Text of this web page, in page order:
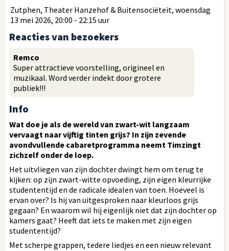
Zutphen, Theater Hanzehof & Buitensociëteit, woensdag
13 mei 2026, 20:00 - 22:15 uur
Reacties van bezoekers
Remco
Super attractieve voorstelling, origineel en
muzikaal. Word verder indekt door grotere
publiek!!!
Info
Wat doe je als de wereld van zwart-wit langzaam
vervaagt naar vijftig tinten grijs? In zijn zevende
avondvullende cabaretprogramma neemt Timzingt
zichzelf onder de loep.
Het uitvliegen van zijn dochter dwingt hem om terug te
kijken: op zijn zwart-witte opvoeding, zijn eigen kleurrijke
studententijd en de radicale idealen van toen. Hoeveel is
ervan over? Is hij van uitgesproken naar kleurloos grijs
gegaan? En waarom wil hij eigenlijk niet dat zijn dochter op
kamers gaat? Heeft dat iets te maken met zijn eigen
studententijd?
Met scherpe grappen, tedere liedjes en een nieuw relevant